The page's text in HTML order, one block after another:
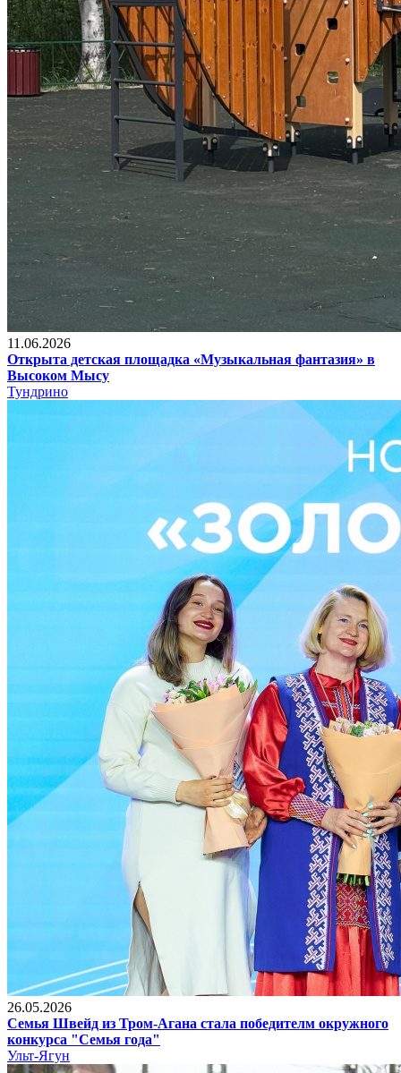
11.06.2026
Открыта детская площадка «Музыкальная фантазия» в
Высоком Мысу
Тундрино
26.05.2026
Семья Швейд из Тром-Агана стала победителм окружного
конкурса "Семья года"
Ульт-Ягун